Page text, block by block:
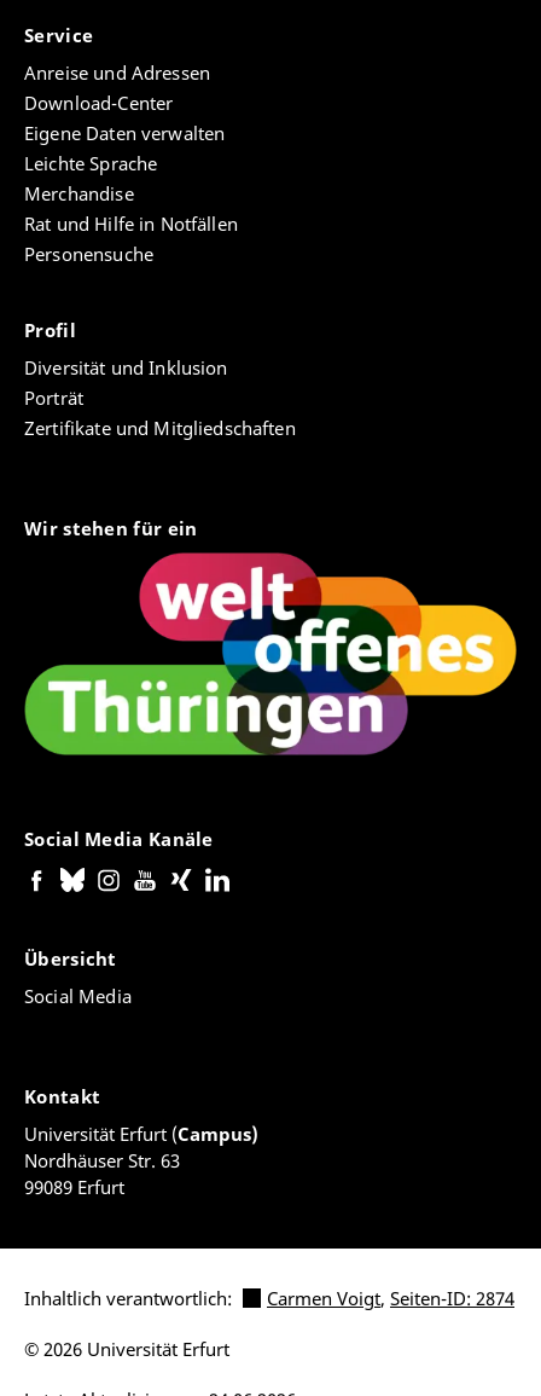
Service
Anreise und Adressen
Download-Center
Eigene Daten verwalten
Leichte Sprache
Merchandise
Rat und Hilfe in Notfällen
Personensuche
Profil
Diversität und Inklusion
Porträt
Zertifikate und Mitgliedschaften
Wir stehen für ein
Social Media Kanäle
Übersicht
Social Media
Kontakt
Universität Erfurt (Campus)
Nordhäuser Str. 63
99089 Erfurt
Inhaltlich verantwortlich: Carmen Voigt, Seiten-ID: 2874
© 2026 Universität Erfurt